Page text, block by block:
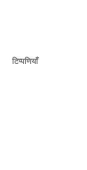
टिप्पणियाँ